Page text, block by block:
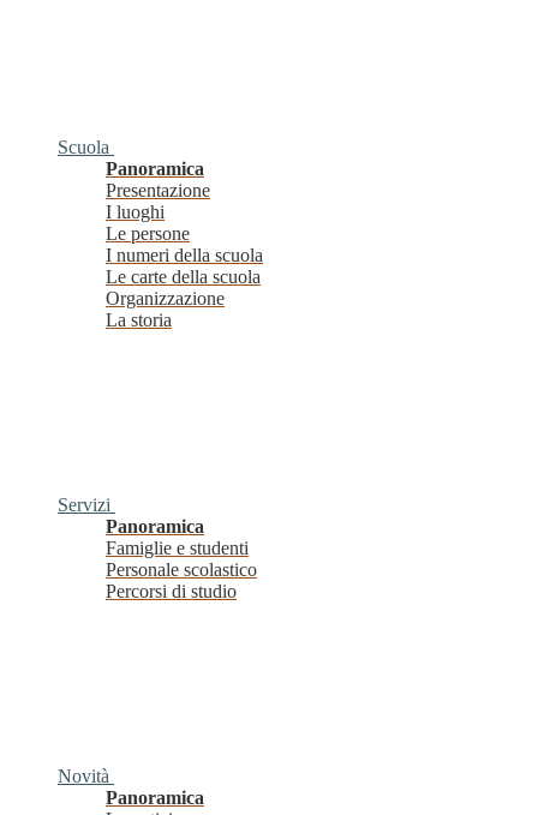
Scuola
Panoramica
Presentazione
I luoghi
Le persone
I numeri della scuola
Le carte della scuola
Organizzazione
La storia
Servizi
Panoramica
Famiglie e studenti
Personale scolastico
Percorsi di studio
Novità
Panoramica